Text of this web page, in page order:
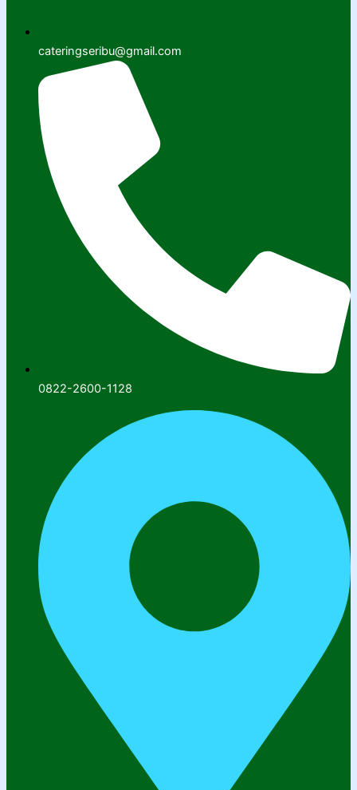
cateringseribu@gmail.com
0822-2600-1128